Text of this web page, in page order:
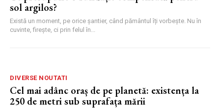
sol argilos?
Există un moment, pe orice șantier, când pământul îți vorbește. Nu în
cuvinte, firește, ci prin felul în...
DIVERSE NOUTATI
Cel mai adânc oraș de pe planetă: existența la
250 de metri sub suprafața mării